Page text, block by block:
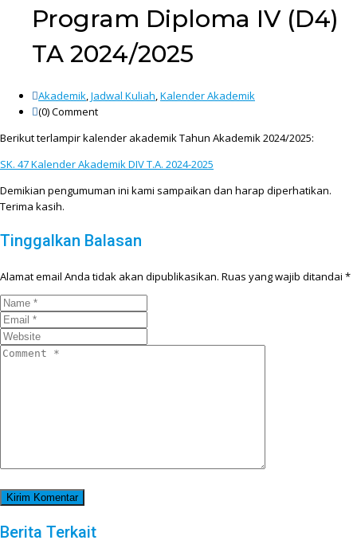
Program Diploma IV (D4)
TA 2024/2025
Akademik,Jadwal Kuliah,Kalender Akademik
(0)Comment
Berikut terlampir kalender akademik Tahun Akademik 2024/2025:
SK. 47 Kalender Akademik DIV T.A. 2024-2025
Demikian pengumuman ini kami sampaikan dan harap diperhatikan.
Terima kasih.
Tinggalkan Balasan
Alamat email Anda tidak akan dipublikasikan. Ruas yang wajib ditandai *
Berita Terkait